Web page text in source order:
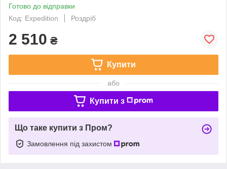
Готово до відправки
Код: Expedition
Роздріб
2 510 ₴
Купити
або
Купити з
Що таке купити з Пром?
Замовлення під захистом